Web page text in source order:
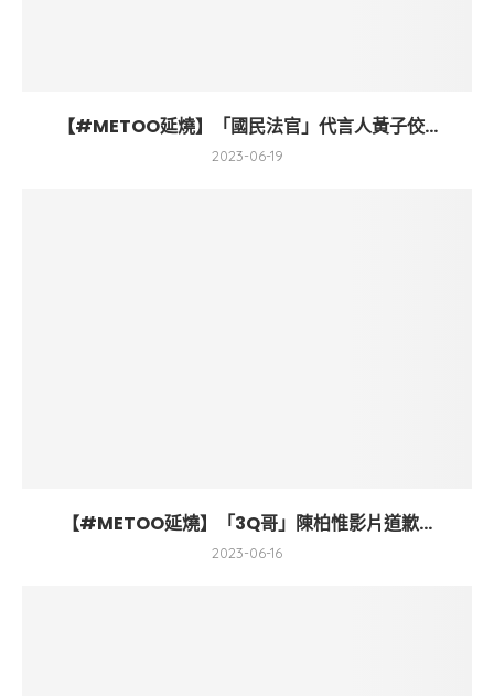
【#METOO延燒】「國民法官」代言人黃子佼...
2023-06-19
【#METOO延燒】「3Q哥」陳柏惟影片道歉...
2023-06-16